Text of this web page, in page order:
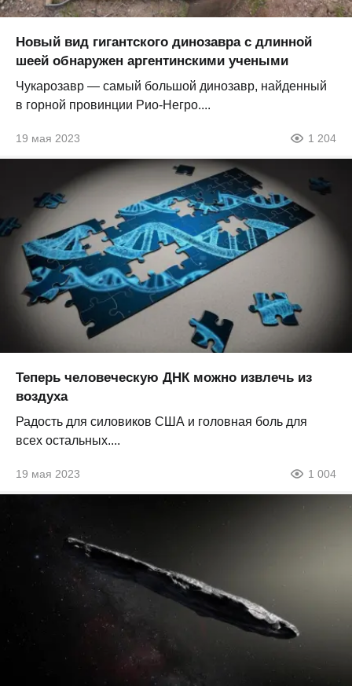
Новый вид гигантского динозавра с длинной
шеей обнаружен аргентинскими учеными
Чукарозавр — самый большой динозавр, найденный
в горной провинции Рио-Негро....
19 мая 2023 1 204
Теперь человеческую ДНК можно извлечь из
воздуха
Радость для силовиков США и головная боль для
всех остальных....
19 мая 2023 1 004